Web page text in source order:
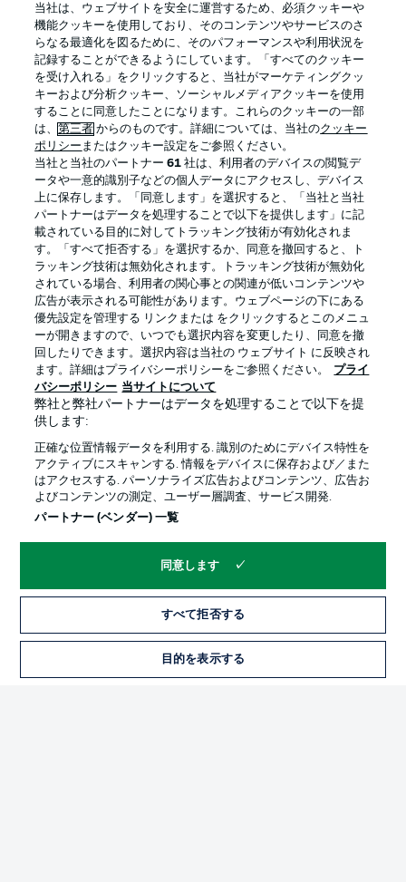
言語をお選びください
日本語 Display Mode
ログイン
Football as it's meant to be
BUNDESLIGA APP
Official Partners
プライバシー・ポリシー 優先設定を管理する
当社は、ウェブサイトを安全に運営するため、必須クッキーや
機能クッキーを使用しており、そのコンテンツやサービスのさ
らなる最適化を図るために、そのパフォーマンスや利用状況を
記録することができるようにしています。「すべてのクッキー
を受け入れる」をクリックすると、当社がマーケティングクッ
キーおよび分析クッキー、ソーシャルメディアクッキーを使用
することに同意したことになります。これらのクッキーの一部
は、第三者 からのものです。詳細については、当社のクッキー
ポリシー またはクッキー設定をご参照ください。
当社と当社のパートナー61 社は、利用者のデバイスの閲覧デ
ータや一意的識別子などの個人データにアクセスし、デバイス
上に保存します。「同意します」を選択すると、「当社と当社
パートナーはデータを処理することで以下を提供します」に記
載されている目的に対してトラッキング技術が有効化されま
す。「すべて拒否する」を選択するか、同意を撤回すると、ト
ラッキング技術は無効化されます。トラッキング技術が無効化
されている場合、利用者の関心事との関連が低いコンテンツや
広告が表示される可能性があります。ウェブページの下にある
優先設定を管理する リンクまたは をクリックするとこのメニュ
ーが開きますので、いつでも選択内容を変更したり、同意を撤
回したりできます。選択内容は当社の ウェブサイト に反映され
ます。詳細はプライバシーポリシーをご参照ください。
プライ
バシーポリシー 当サイトについて
弊社と弊社パートナーはデータを処理することで以下を提
供します:
正確な位置情報データを利用する. 識別のためにデバイス特性を
アクティブにスキャンする. 情報をデバイスに保存および／また
はアクセスする. パーソナライズ広告およびコンテンツ、広告お
よびコンテンツの測定、ユーザー層調査、サービス開発.
パートナー (ベンダー) 一覧
同意します
すべて拒否する
目的を表示する